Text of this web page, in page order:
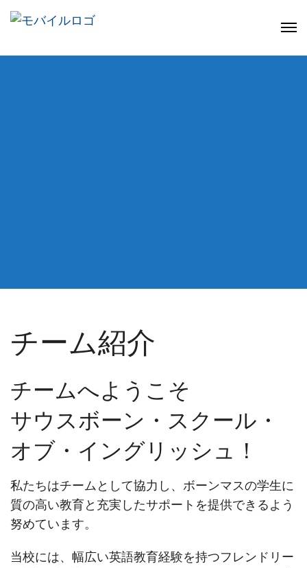
チーム紹介
チームへようこそ
サウスボーン・スクール・
オブ・イングリッシュ！
私たちはチームとして協力し、ボーンマスの学生に
質の高い教育と充実したサポートを提供できるよう
努めています。
当校には、幅広い英語教育経験を持つフレンドリー